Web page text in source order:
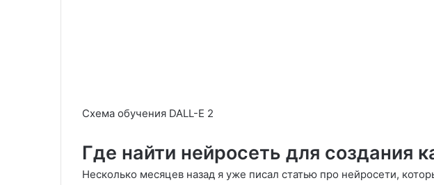
Схема обучения DALL-E 2
Где найти нейросеть для создания
Несколько месяцев назад я уже писал статью про нейросети,